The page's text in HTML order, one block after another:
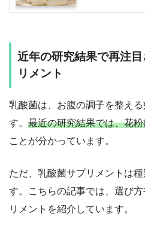
近年の研究結果で再注
リメント
乳酸菌は、お腹の調子を整え
す。 最近の研究結果では、花
ことが分かっています。
ただ、乳酸菌サプリメントは
す。こちらの記事では、選び
リメントを紹介しています。